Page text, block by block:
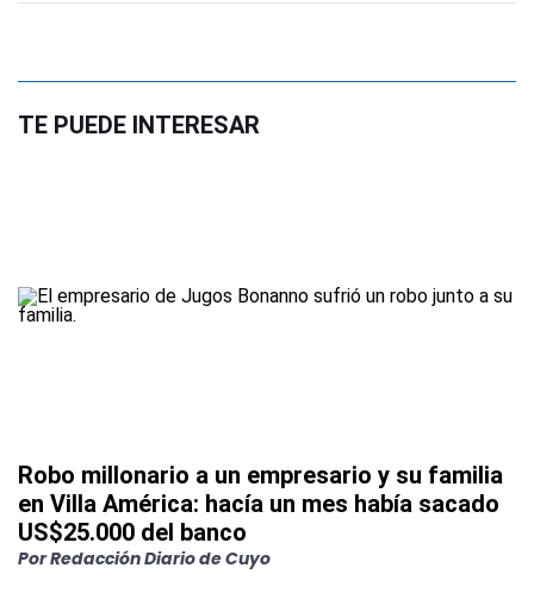
TE PUEDE INTERESAR
Robo millonario a un empresario y su familia
en Villa América: hacía un mes había sacado
US$25.000 del banco
PorRedacción Diario de Cuyo